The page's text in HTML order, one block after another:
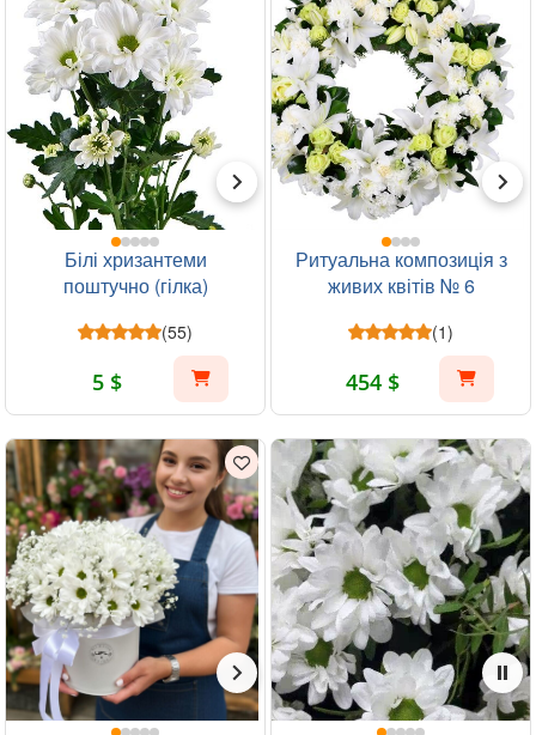
Білі хризантеми
поштучно (гілка)
(55)
5 $
Ритуальна композиція з
живих квітів № 6
(1)
454 $